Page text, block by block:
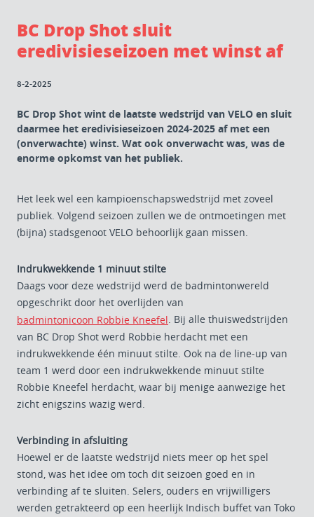
BC Drop Shot sluit
eredivisieseizoen met winst af
8-2-2025
BC Drop Shot wint de laatste wedstrijd van VELO en sluit
daarmee het eredivisieseizoen 2024-2025 af met een
(onverwachte) winst. Wat ook onverwacht was, was de
enorme opkomst van het publiek.
Het leek wel een kampioenschapswedstrijd met zoveel
publiek. Volgend seizoen zullen we de ontmoetingen met
(bijna) stadsgenoot VELO behoorlijk gaan missen.
Indrukwekkende 1 minuut stilte
Daags voor deze wedstrijd werd de badmintonwereld
opgeschrikt door het overlijden van
badmintonicoon Robbie Kneefel. Bij alle thuiswedstrijden
van BC Drop Shot werd Robbie herdacht met een
indrukwekkende één minuut stilte. Ook na de line-up van
team 1 werd door een indrukwekkende minuut stilte
Robbie Kneefel herdacht, waar bij menige aanwezige het
zicht enigszins wazig werd.
Verbinding in afsluiting
Hoewel er de laatste wedstrijd niets meer op het spel
stond, was het idee om toch dit seizoen goed en in
verbinding af te sluiten. Selers, ouders en vrijwilligers
werden getrakteerd op een heerlijk Indisch buffet van Toko